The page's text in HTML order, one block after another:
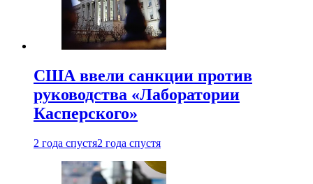
США ввели санкции против
руководства «Лаборатории
Касперского»
2 года спустя2 года спустя